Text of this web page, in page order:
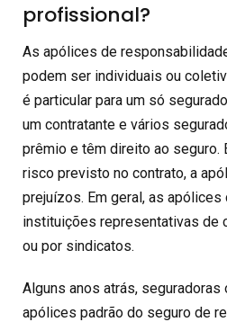
profissional?
As apólices de
podem ser individuais ou
é particular para um só
um contratante e vários
prêmio e têm direito ao seguro.
risco previsto no contrato, a
prejuízos. Em geral, as
instituições representativas de
ou por sindicatos.
Alguns anos atrás, seguradoras
apólices padrão do seguro de